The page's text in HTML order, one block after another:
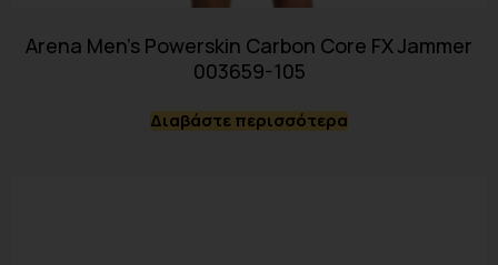
Arena Men’s Powerskin Carbon Core FX Jammer
003659-105
Διαβάστε περισσότερα